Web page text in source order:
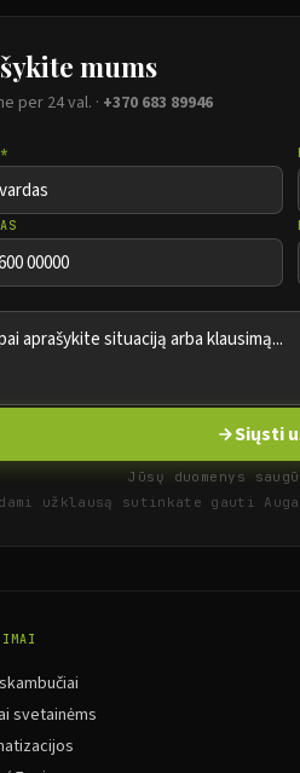
mums
per 24 val. · +370 683 89946
Siųsti
Jūsų duomenys
užklausą sutinkate gauti
svetainėms